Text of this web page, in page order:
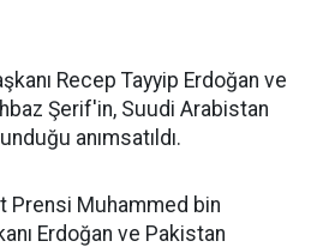
Recep Tayyip Erdoğan ve
Şerif'in, Suudi Arabistan
anımsatıldı.
Prensi Muhammed bin
Erdoğan ve Pakistan